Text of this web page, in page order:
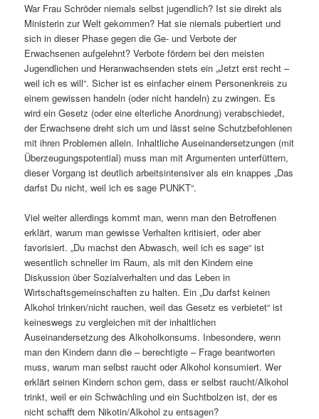
War Frau Schröder niemals selbst jugendlich? Ist sie direkt als
Ministerin zur Welt gekommen? Hat sie niemals pubertiert und
sich in dieser Phase gegen die Ge- und Verbote der
Erwachsenen aufgelehnt? Verbote fördern bei den meisten
Jugendlichen und Heranwachsenden stets ein „Jetzt erst recht –
weil ich es will“. Sicher ist es einfacher einem Personenkreis zu
einem gewissen handeln (oder nicht handeln) zu zwingen. Es
wird ein Gesetz (oder eine elterliche Anordnung) verabschiedet,
der Erwachsene dreht sich um und lässt seine Schutzbefohlenen
mit ihren Problemen allein. Inhaltliche Auseinandersetzungen (mit
Überzeugungspotential) muss man mit Argumenten unterfüttern,
dieser Vorgang ist deutlich arbeitsintensiver als ein knappes „Das
darfst Du nicht, weil ich es sage PUNKT“.
Viel weiter allerdings kommt man, wenn man den Betroffenen
erklärt, warum man gewisse Verhalten kritisiert, oder aber
favorisiert. „Du machst den Abwasch, weil ich es sage“ ist
wesentlich schneller im Raum, als mit den Kindern eine
Diskussion über Sozialverhalten und das Leben in
Wirtschaftsgemeinschaften zu halten. Ein „Du darfst keinen
Alkohol trinken/nicht rauchen, weil das Gesetz es verbietet“ ist
keineswegs zu vergleichen mit der inhaltlichen
Auseinandersetzung des Alkoholkonsums. Inbesondere, wenn
man den Kindern dann die – berechtigte – Frage beantworten
muss, warum man selbst raucht oder Alkohol konsumiert. Wer
erklärt seinen Kindern schon gern, dass er selbst raucht/Alkohol
trinkt, weil er ein Schwächling und ein Suchtbolzen ist, der es
nicht schafft dem Nikotin/Alkohol zu entsagen?